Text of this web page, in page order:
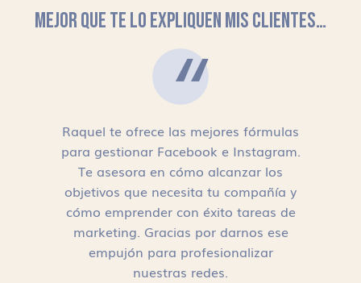
MEJOR QUE TE LO EXPLIQUEN MIS CLIENTES…
Raquel te ofrece las mejores fórmulas
para gestionar Facebook e Instagram.
Te asesora en cómo alcanzar los
objetivos que necesita tu compañía y
cómo emprender con éxito tareas de
marketing. Gracias por darnos ese
empujón para profesionalizar
nuestras redes.